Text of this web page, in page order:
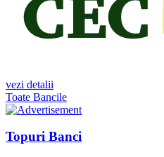
vezi detalii
Toate Bancile
Topuri Banci